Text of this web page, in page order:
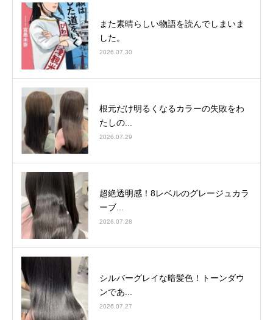
また素晴らしい物語を読んでしまいま
した。
2026.07.30
根元だけ明るくなるカラーの失敗をわ
たしの...
2026.07.29
超絶透明感！8レベルのグレージュカラ
ーブ...
2026.07.28
シルバーグレイな暗髪色！トーンダウ
ンであ...
2026.07.27